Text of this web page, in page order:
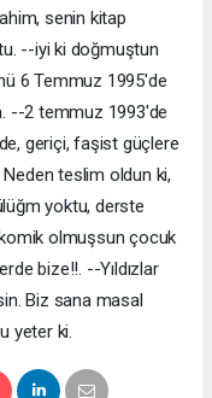
senin kitap
--iyi ki doğmuştun
‎6 Temmuz 1995'de
--2 temmuz 1993'de
geriçi, faşist güçlere
teslim oldun ki,
yoktu, derste
olmuşsun çocuk
bize!!. --Yıldızlar
Biz sana masal
yeter ki.